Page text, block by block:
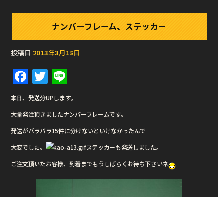
ナンバーフレーム、ステッカー
投稿日 2013年3月18日
F
a
c
e
b
o
o
k
T
w
it
te
r
n
e
本日、発送分UPします。
大量発注頂きましたナンバーフレームです。
発送がバラバラ15件に分けないといけなかったんで
大変でした。
ステッカーも発送しました。
ご注文頂いたお客様、到着までもうしばらくお待ち下さいネ